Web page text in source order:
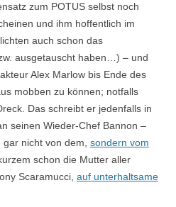
zum POTUS selbst noch
und ihm hoffentlich im
auch schon das
ausgetauscht haben…) – und
Alex Marlow bis Ende des
mobben zu können; notfalls
Das schreibt er jedenfalls in
seinen Wieder-Chef Bannon –
nicht von dem, sondern vom
schon die Mutter aller
Scaramucci, auf unterhaltsame